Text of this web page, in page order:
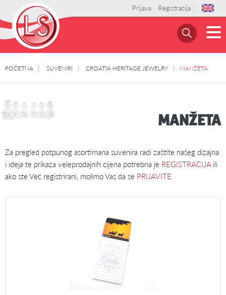
Prijava Registracija
POČETNA SUVENIRI CROATIA HERITAGE JEWELRY MANŽETA
MANŽETA
Za pregled potpunog asortimana suvenira radi zaštite našeg dizajna
i ideja te prikaza veleprodajnih cijena potrebna je REGISTRACIJAili
ako ste Već registrirani, molimo Vas da se PRIJAVITE